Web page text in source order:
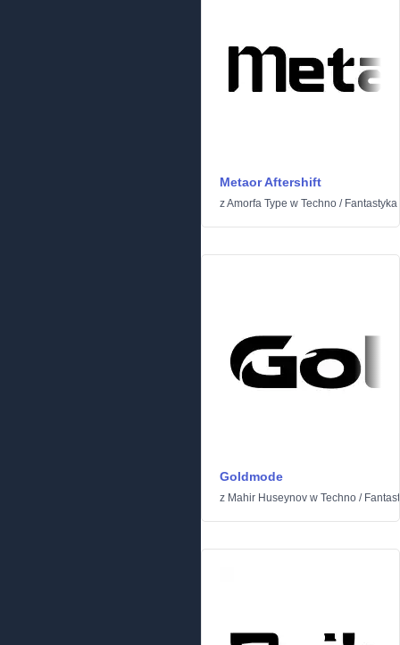
Metaor Aftershift
zAmorfa Type w Techno /
Goldmode
z Mahir Huseynov w Techno /